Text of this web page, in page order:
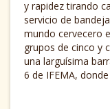
y rapidez tirando
servicio de
mundo cervecero
grupos de cinco y
una larguísima
6 de IFEMA,